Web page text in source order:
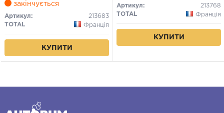
закінчується
Артикул:
213683
TOTAL
Франція
КУПИТИ
Артикул:
213768
TOTAL
Франція
КУПИТИ